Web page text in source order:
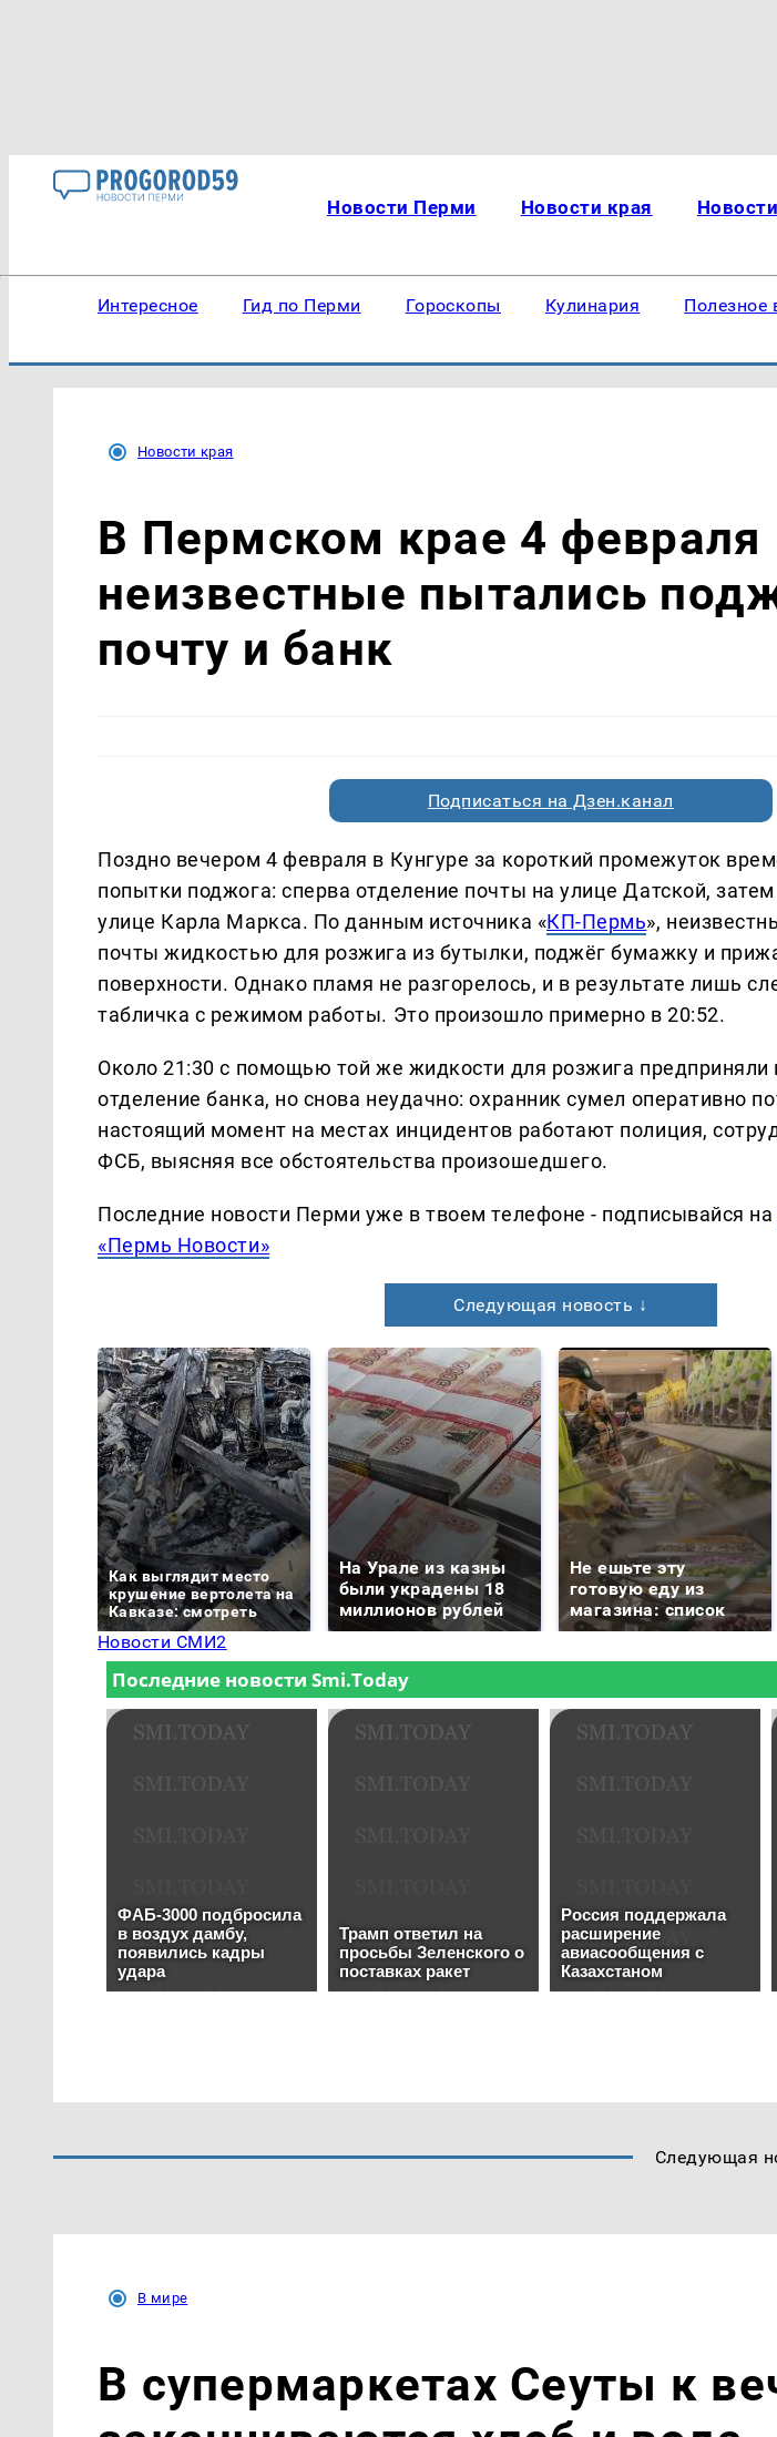
Новости Перми Новости края
Интересное Гид по Перми Гороскопы Кулинария Полезное
Новости края
В Пермском крае 4 февраля
неизвестные пытались
почту и банк
Подписаться на Дзен.канал
Поздно вечером 4 февраля в Кунгуре за короткий промежуток
попытки поджога: сперва отделение почты на улице Датской,
улице Карла Маркса. По данным источника «КП-Пермь»,
почты жидкостью для розжига из бутылки, поджёг бумажку и
поверхности. Однако пламя не разгорелось, и в результате лишь
табличка с режимом работы. Это произошло примерно в 20:52.
Около 21:30 с помощью той же жидкости для розжига предприняли
отделение банка, но снова неудачно: охранник сумел оперативно
настоящий момент на местах инцидентов работают полиция,
ФСБ, выясняя все обстоятельства произошедшего.
Последние новости Перми уже в твоем телефоне - подписывайся
«Пермь Новости»
Следующая новость ↓
Как выглядит место
крушение вертолета на
Кавказе: смотреть
На Урале из казны
были украдены 18
миллионов рублей
Не ешьте эту
готовую еду из
магазина: список
Новости СМИ2
Следующая
В мире
В супермаркетах Сеуты к